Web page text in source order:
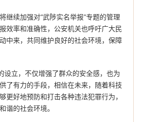
继续加强对“武陟实名举报”专题的管理
效率和准确性，公安机关也呼吁广大民
中来，共同维护良好的社会环境，保障
设立，不仅增强了群众的安全感，也为
了有力的手段，相信在未来，随着科技
更好地预防和打击各种违法犯罪行为，
谐的社会环境。